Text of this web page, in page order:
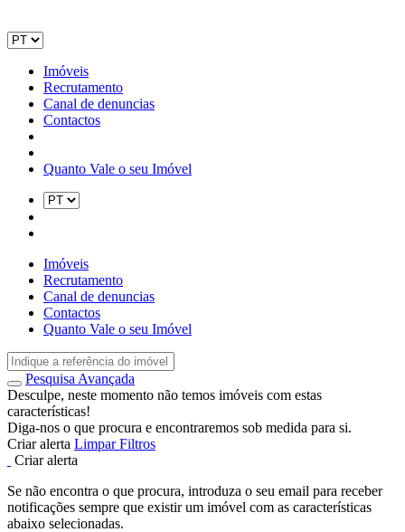
Imóveis
Recrutamento
Canal de denuncias
Contactos
Quanto Vale o seu Imóvel
Imóveis
Recrutamento
Canal de denuncias
Contactos
Quanto Vale o seu Imóvel
Pesquisa Avançada
Desculpe, neste momento não temos imóveis com estas
características!
Diga-nos o que procura e encontraremos sob medida para si.
Criar alerta Limpar Filtros
Criar alerta
Se não encontra o que procura, introduza o seu email para receber
notificações sempre que existir um imóvel com as características
abaixo selecionadas.